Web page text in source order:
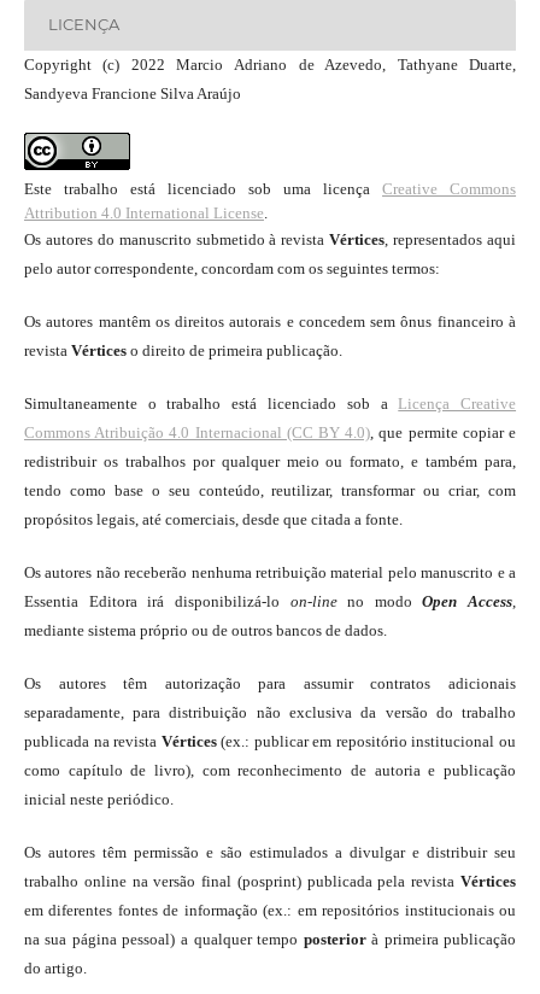
LICENÇA
Copyright (c) 2022 Marcio Adriano de Azevedo, Tathyane Duarte,
Sandyeva Francione Silva Araújo
Este trabalho está licenciado sob uma licençaCreative Commons
Attribution 4.0 International License
Os autores do manuscrito submetido à revistaVértices , representados aqui
pelo autor correspondente, concordam com os seguintes termos:
Os autores mantêm os direitos autorais e concedem sem ônus financeiro à
revista Vértices o direito de primeira publicação.
Simultaneamente o trabalho está licenciado sob a Licença Creative
Commons Atribuição 4.0 Internacional (CC BY 4.0) , que permite copiar e
redistribuir os trabalhos por qualquer meio ou formato, e também para,
tendo como base o seu conteúdo, reutilizar, transformar ou criar, com
propósitos legais, até comerciais, desde que citada a fonte.
Os autores não receberão nenhuma retribuição material pelo manuscrito e a
Essentia Editora irá disponibilizá-lo on-lineno modoOpen Access
mediante sistema próprio ou de outros bancos de dados.
Os autores têm autorização para assumir contratos adicionais
separadamente, para distribuição não exclusiva da versão do trabalho
publicada na revista Vértices(ex.: publicar em repositório institucional ou
como capítulo de livro), com reconhecimento de autoria e publicação
inicial neste periódico.
Os autores têm permissão e são estimulados a divulgar e distribuir seu
trabalho online na versão final (posprint) publicada pela revistaVértices
em diferentes fontes de informação (ex.: em repositórios institucionais ou
na sua página pessoal) a qualquer tempo posteriorà primeira publicação
do artigo.